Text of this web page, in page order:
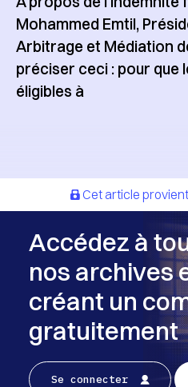
Mohammed Emtil,
Arbitrage et Médiation
préciser ceci : pour que
éligibles à
Cet article
Accédez à
nos archives
créant un
gratuitement
Se connecter